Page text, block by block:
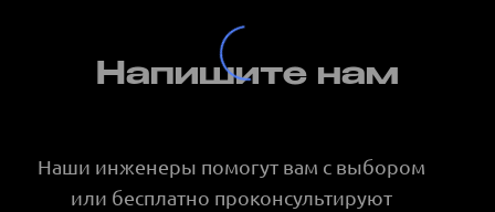
Напишите нам
Наши инженеры помогут вам с выбором
или бесплатно проконсультируют